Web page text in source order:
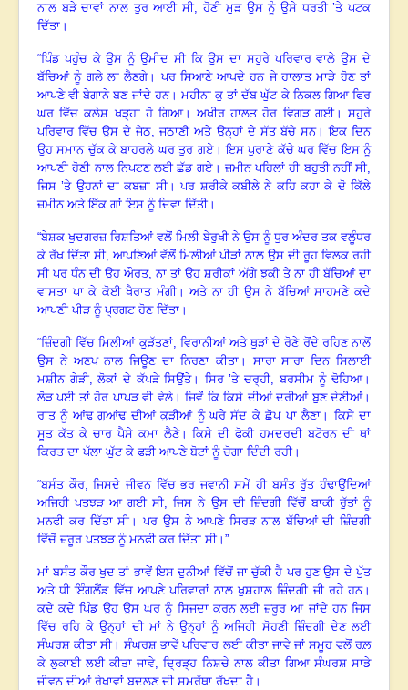
ਨਾਲ ਬੜੇ ਚਾਵਾਂ ਨਾਲ ਤੁਰ ਆਈ ਸੀ, ਹੋਣੀ ਮੁੜ ਉਸ ਨੂੰ ਉਸੇ ਧਰਤੀ ’ਤੇ ਪਟਕ
ਦਿੱਤਾ।
“ਪਿੰਡ ਪਹੁੰਚ ਕੇ ਉਸ ਨੂੰ ਉਮੀਦ ਸੀ ਕਿ ਉਸ ਦਾ ਸਹੁਰੇ ਪਰਿਵਾਰ ਵਾਲੇ ਉਸ ਦੇ
ਬੱਚਿਆਂ ਨੂੰ ਗਲੇ ਲਾ ਲੈਣਗੇ। ਪਰ ਸਿਆਣੇ ਆਖਦੇ ਹਨ ਜੇ ਹਾਲਾਤ ਮਾੜੇ ਹੋਣ ਤਾਂ
ਆਪਣੇ ਵੀ ਬੇਗਾਨੇ ਬਣ ਜਾਂਦੇ ਹਨ। ਮਹੀਨਾ ਕੁ ਤਾਂ ਦੱਬ ਘੁੱਟ ਕੇ ਨਿਕਲ ਗਿਆ ਫਿਰ
ਘਰ ਵਿੱਚ ਕਲੇਸ਼ ਖੜ੍ਹਾ ਹੋ ਗਿਆ।ਅਖੀਰ ਹਾਲਤ ਹੋਰ ਵਿਗੜ ਗਈ।ਸਹੁਰੇ
ਪਰਿਵਾਰ ਵਿੱਚ ਉਸ ਦੇ ਜੇਠ, ਜਠਾਣੀ ਅਤੇ ਉਨ੍ਹਾਂ ਦੇ ਸੱਤ ਬੱਚੇ ਸਨ।ਇਕ ਦਿਨ
ਉਹ ਸਮਾਨ ਚੁੱਕ ਕੇ ਬਾਹਰਲੇ ਘਰ ਤੁਰ ਗਏ।ਇਸ ਪੁਰਾਣੇ ਕੱਚੇ ਘਰ ਵਿੱਚ ਇਸ ਨੂੰ
ਆਪਣੀ ਹੋਣੀ ਨਾਲ ਨਿਪਟਣ ਲਈ ਛੱਡ ਗਏ। ਜ਼ਮੀਨ ਪਹਿਲਾਂ ਹੀ ਬਹੁਤੀ ਨਹੀਂ ਸੀ,
ਜਿਸ ’ਤੇ ਉਹਨਾਂ ਦਾ ਕਬਜ਼ਾ ਸੀ।ਪਰ ਸ਼ਰੀਕੇ ਕਬੀਲੇ ਨੇ ਕਹਿ ਕਹਾ ਕੇ ਦੋ ਕਿੱਲੇ
ਜ਼ਮੀਨ ਅਤੇ ਇੱਕ ਗਾਂ ਇਸ ਨੂੰ ਦਿਵਾ ਦਿੱਤੀ।
“ਬੇਸ਼ਕ ਖੁਦਗਰਜ਼ ਰਿਸ਼ਤਿਆਂ ਵਲੋਂ ਮਿਲੀ ਬੇਰੁਖੀ ਨੇ ਉਸ ਨੂੰ ਧੁਰ ਅੰਦਰ ਤਕ ਵਲੂੰਧਰ
ਕੇ ਰੱਖ ਦਿੱਤਾ ਸੀ, ਆਪਣਿਆਂ ਵੱਲੋਂ ਮਿਲੀਆਂ ਪੀੜਾਂ ਨਾਲ ਉਸ ਦੀ ਰੂਹ ਵਿਲਕ ਰਹੀ
ਸੀ ਪਰ ਧੰਨ ਦੀ ਉਹ ਔਰਤ, ਨਾ ਤਾਂ ਉਹ ਸ਼ਰੀਕਾਂ ਅੱਗੇ ਝੁਕੀ ਤੇ ਨਾ ਹੀ ਬੱਚਿਆਂ ਦਾ
ਵਾਸਤਾ ਪਾ ਕੇ ਕੋਈ ਖੈਰਾਤ ਮੰਗੀ। ਅਤੇ ਨਾ ਹੀ ਉਸ ਨੇ ਬੱਚਿਆਂ ਸਾਹਮਣੇ ਕਦੇ
ਆਪਣੀ ਪੀੜ ਨੂੰ ਪ੍ਰਗਟ ਹੋਣ ਦਿੱਤਾ ।
“ਜ਼ਿੰਦਗੀ ਵਿੱਚ ਮਿਲੀਆਂ ਕੁੜੱਤਣਾਂ, ਵਿਰਾਨੀਆਂ ਅਤੇ ਥੁੜਾਂ ਦੇ ਰੋਣੇ ਰੋਂਦੇ ਰਹਿਣ ਨਾਲੋਂ
ਉਸ ਨੇ ਅਣਖ ਨਾਲ ਜਿਊਣ ਦਾ ਨਿਰਣਾ ਕੀਤਾ। ਸਾਰਾ ਸਾਰਾ ਦਿਨ ਸਿਲਾਈ
ਮਸ਼ੀਨ ਗੇੜੀ, ਲੋਕਾਂ ਦੇ ਕੱਪੜੇ ਸਿਉਂਤੇ। ਸਿਰ ’ਤੇ ਚਰ੍ਹੀ, ਬਰਸੀਮ ਨੂੰ ਢੋਹਿਆ।
ਲੋੜ ਪਈ ਤਾਂ ਹੋਰ ਪਾਪੜ ਵੀ ਵੇਲੇ।ਜਿਵੇਂ ਕਿ ਕਿਸੇ ਦੀਆਂ ਦਰੀਆਂ ਬੁਣ ਦੇਣੀਆਂ।
ਰਾਤ ਨੂੰ ਆਂਢ ਗੁਆਂਢ ਦੀਆਂ ਕੁੜੀਆਂ ਨੂੰ ਘਰੇ ਸੱਦ ਕੇ ਛੋਪ ਪਾ ਲੈਣਾ । ਕਿਸੇ ਦਾ
ਸੂਤ ਕੱਤ ਕੇ ਚਾਰ ਪੈਸੇ ਕਮਾ ਲੈਣੇ।ਕਿਸੇ ਦੀ ਫੋਕੀ ਹਮਦਰਦੀ ਬਟੋਰਨ ਦੀ ਥਾਂ
ਕਿਰਤ ਦਾ ਪੱਲਾ ਘੁੱਟ ਕੇ ਫੜੀ ਆਪਣੇ ਬੋਟਾਂ ਨੂੰ ਚੋਗਾ ਦਿੰਦੀ ਰਹੀ।
“ਬਸੰਤ ਕੌਰ, ਜਿਸਦੇ ਜੀਵਨ ਵਿੱਚ ਭਰ ਜਵਾਨੀ ਸਮੇਂ ਹੀ ਬਸੰਤ ਰੁੱਤ ਹੰਢਾਉਂਦਿਆਂ
ਅਜਿਹੀ ਪਤਝੜ ਆ ਗਈ ਸੀ, ਜਿਸ ਨੇ ਉਸ ਦੀ ਜ਼ਿੰਦਗੀ ਵਿੱਚੋਂ ਬਾਕੀ ਰੁੱਤਾਂ ਨੂੰ
ਮਨਫੀ ਕਰ ਦਿੱਤਾ ਸੀ। ਪਰ ਉਸ ਨੇ ਆਪਣੇ ਸਿਰੜ ਨਾਲ ਬੱਚਿਆਂ ਦੀ ਜ਼ਿੰਦਗੀ
ਵਿੱਚੋਂ ਜ਼ਰੂਰ ਪਤਝੜ ਨੂੰ ਮਨਫੀ ਕਰ ਦਿੱਤਾ ਸੀ। ”
ਮਾਂ ਬਸੰਤ ਕੌਰ ਖੁਦ ਤਾਂ ਭਾਵੇਂ ਇਸ ਦੁਨੀਆਂ ਵਿੱਚੋਂ ਜਾ ਚੁੱਕੀ ਹੈ ਪਰਹੁਣ ਉਸ ਦੇ ਪੁੱਤ
ਅਤੇ ਧੀ ਇੰਗਲੈਂਡ ਵਿੱਚ ਆਪਣੇ ਪਰਿਵਾਰਾਂ ਨਾਲ ਖੁਸ਼ਹਾਲ ਜ਼ਿੰਦਗੀ ਜੀ ਰਹੇ ਹਨ।
ਕਦੇ ਕਦੇ ਪਿੰਡ ਉਹ ਉਸ ਘਰ ਨੂੰ ਸਿਜਦਾ ਕਰਨ ਲਈ ਜ਼ਰੂਰ ਆ ਜਾਂਦੇ ਹਨ ਜਿਸ
ਵਿੱਚ ਰਹਿ ਕੇ ਉਨ੍ਹਾਂ ਦੀ ਮਾਂ ਨੇ ਉਨ੍ਹਾਂ ਨੂੰ ਅਜਿਹੀ ਸੋਹਣੀ ਜ਼ਿੰਦਗੀ ਦੇਣ ਲਈ
ਸੰਘਰਸ਼ ਕੀਤਾ ਸੀ।ਸੰਘਰਸ਼ ਭਾਵੇਂ ਪਰਿਵਾਰ ਲਈ ਕੀਤਾ ਜਾਵੇ ਜਾਂ ਸਮੂਹ ਵਲੋਂ ਰਲ਼
ਕੇ ਲੁਕਾਈ ਲਈ ਕੀਤਾ ਜਾਵੇ, ਦ੍ਰਿੜ੍ਹ ਨਿਸ਼ਚੇ ਨਾਲ ਕੀਤਾ ਗਿਆ ਸੰਘਰਸ਼ ਸਾਡੇ
ਜੀਵਨ ਦੀਆਂ ਰੇਖਾਵਾਂ ਬਦਲਣ ਦੀ ਸਮਰੱਥਾ ਰੱਖਦਾ ਹੈ ।